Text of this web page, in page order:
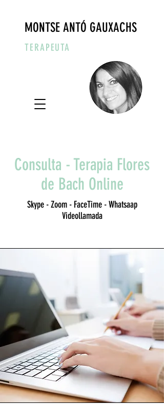
MONTSE ANTÓ GAUXACHS
TERAPEUTA
Consulta - Terapia Flores
de Bach Online
Skype - Zoom - FaceTime - Whatsaap
Videollamada